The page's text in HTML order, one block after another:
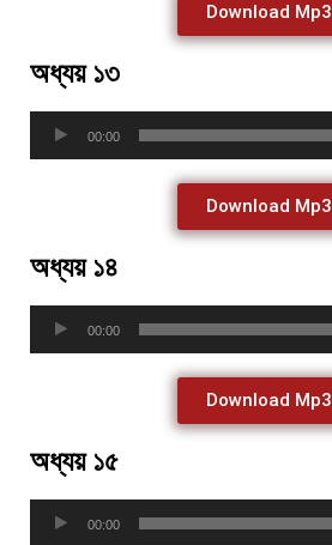
Download Mp3
অধ্যয় ১৩
00:00
Download Mp3
অধ্যয় ১৪
00:00
Download Mp3
অধ্যয় ১৫
00:00